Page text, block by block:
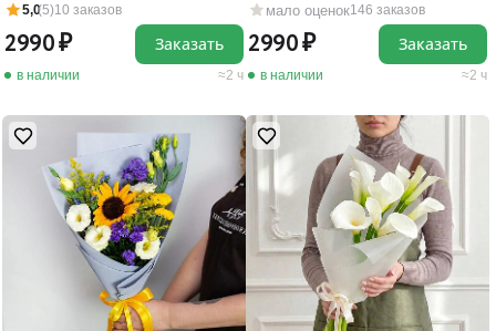
5,0(5)10 заказов
2990
в наличии 2 ч
Заказать
мало оценок146 заказов
2990
в наличии 2 ч
Заказать